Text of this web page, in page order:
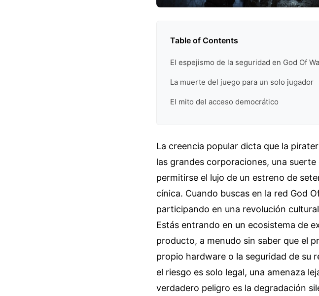
Table of Contents
El espejismo de la seguridad en God Of
La muerte del juego para un solo jugador
El mito del acceso democrático
La creencia popular dicta que la
las grandes corporaciones, una
permitirse el lujo de un estreno de
cínica. Cuando buscas en la red God
participando en una revolución
Estás entrando en un ecosistema de
producto, a menudo sin saber que el
propio hardware o la seguridad de su
el riesgo es solo legal, una amenaza
verdadero peligro es la degradación